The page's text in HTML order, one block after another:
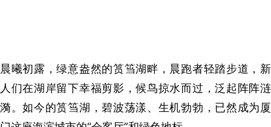
晨曦初露，绿意盎然的筼筜湖畔，晨跑者轻踏步道，新
人们在湖岸留下幸福剪影，候鸟掠水而过，泛起阵阵涟
漪。如今的筼筜湖，碧波荡漾、生机勃勃，已然成为厦